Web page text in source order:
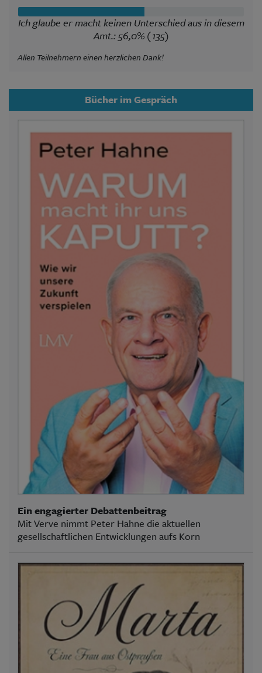
Ich glaube er macht keinen Unterschied aus in diesem
Amt.: 56,0% (135)
Allen Teilnehmern einen herzlichen Dank!
Bücher im Gespräch
Ein engagierter Debattenbeitrag
Mit Verve nimmt Peter Hahne die aktuellen
gesellschaftlichen Entwicklungen aufs Korn